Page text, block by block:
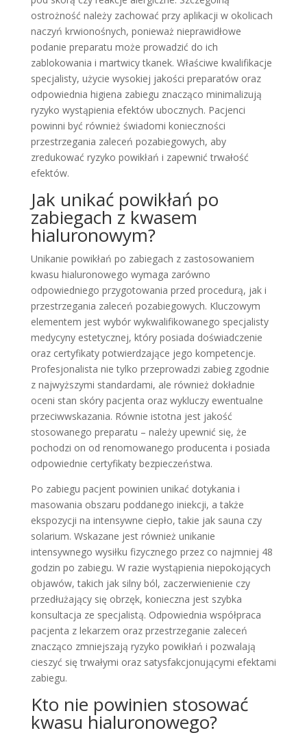
ostrożność należy zachować przy aplikacji w okolicach
naczyń krwionośnych, ponieważ nieprawidłowe
podanie preparatu może prowadzić do ich
zablokowania i martwicy tkanek. Właściwe kwalifikacje
specjalisty, użycie wysokiej jakości preparatów oraz
odpowiednia higiena zabiegu znacząco minimalizują
ryzyko wystąpienia efektów ubocznych. Pacjenci
powinni być również świadomi konieczności
przestrzegania zaleceń pozabiegowych, aby
zredukować ryzyko powikłań i zapewnić trwałość
efektów.
Jak unikać powikłań po
zabiegach z kwasem
hialuronowym?
Unikanie powikłań po zabiegach z zastosowaniem
kwasu hialuronowego wymaga zarówno
odpowiedniego przygotowania przed procedurą, jak i
przestrzegania zaleceń pozabiegowych. Kluczowym
elementem jest wybór wykwalifikowanego specjalisty
medycyny estetycznej, który posiada doświadczenie
oraz certyfikaty potwierdzające jego kompetencje.
Profesjonalista nie tylko przeprowadzi zabieg zgodnie
z najwyższymi standardami, ale również dokładnie
oceni stan skóry pacjenta oraz wykluczy ewentualne
przeciwwskazania. Równie istotna jest jakość
stosowanego preparatu – należy upewnić się, że
pochodzi on od renomowanego producenta i posiada
odpowiednie certyfikaty bezpieczeństwa.
Po zabiegu pacjent powinien unikać dotykania i
masowania obszaru poddanego iniekcji, a także
ekspozycji na intensywne ciepło, takie jak sauna czy
solarium. Wskazane jest również unikanie
intensywnego wysiłku fizycznego przez co najmniej 48
godzin po zabiegu. W razie wystąpienia niepokojących
objawów, takich jak silny ból, zaczerwienienie czy
przedłużający się obrzęk, konieczna jest szybka
konsultacja ze specjalistą. Odpowiednia współpraca
pacjenta z lekarzem oraz przestrzeganie zaleceń
znacząco zmniejszają ryzyko powikłań i pozwalają
cieszyć się trwałymi oraz satysfakcjonującymi efektami
zabiegu.
Kto nie powinien stosować
kwasu hialuronowego?